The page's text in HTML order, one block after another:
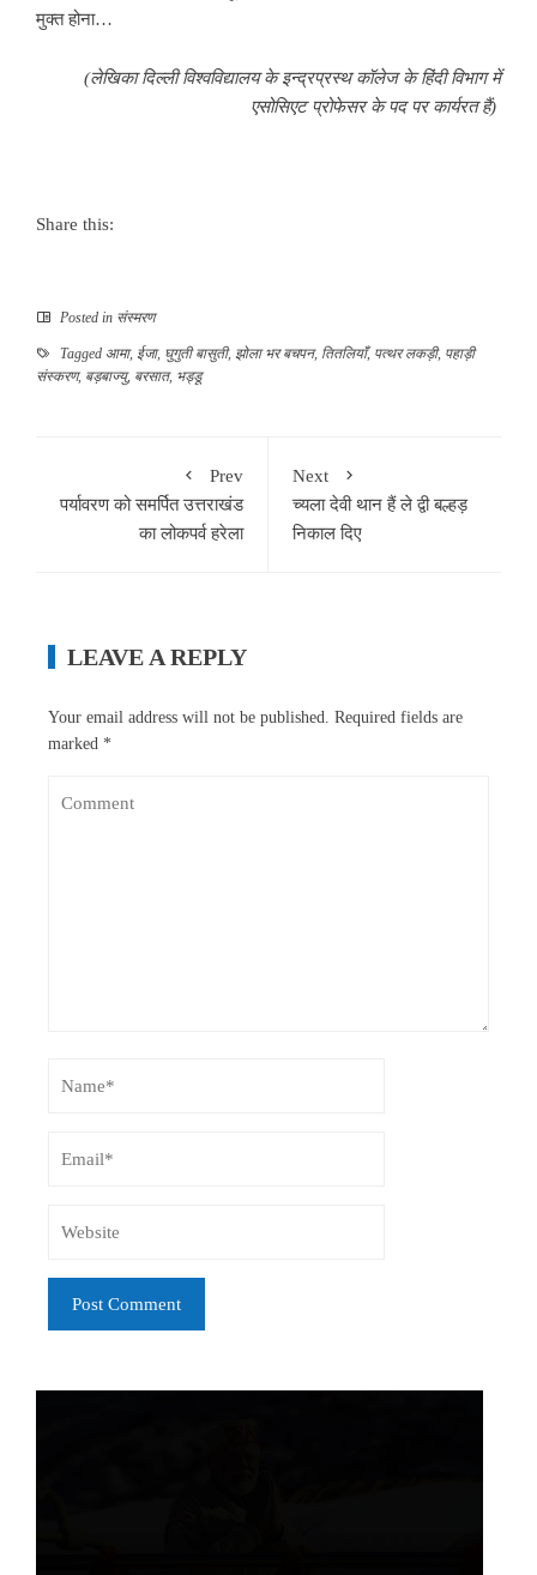
मुक्त होना…
(लेखिका दिल्ली विश्वविद्यालय के इन्द्रप्रस्थ कॉलेज के हिंदी विभाग में
एसोसिएट प्रोफेसर के पद पर कार्यरत हैं)
Share this:
Posted in संस्मरण
Tagged आमा, ईजा, घुगुती बासुती, झोला भर बचपन, तितलियाँ, पत्थर लकड़ी, पहाड़ी
संस्करण, बड़बाज्यु, बरसात, भड्डू
Prev
पर्यावरण को समर्पित उत्तराखंड
का लोकपर्व हरेला
Next
च्यला देवी थान हैं ले द्वी बल्हड़
निकाल दिए
LEAVE A REPLY
Your email address will not be published. Required fields are
marked *